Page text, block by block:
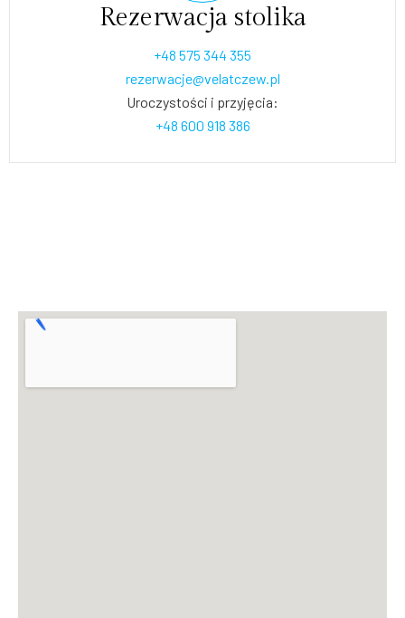
Rezerwacja stolika
+48 575 344 355
rezerwacje@velatczew.pl
Uroczystości i przyjęcia:
+48 600 918 386